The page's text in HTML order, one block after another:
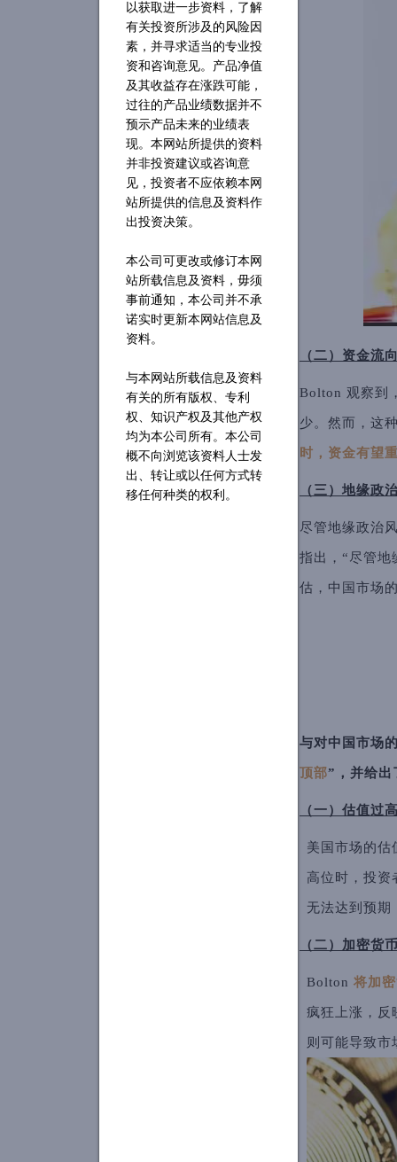
以获取进一步资料，了解
有关投资所涉及的风险因
素，并寻求适当的专业投
资和咨询意见。产品净值
及其收益存在涨跌可能，
过往的产品业绩数据并不
预示产品未来的业绩表
现。本网站所提供的资料
并非投资建议或咨询意
见，投资者不应依赖本网
站所提供的信息及资料作
出投资决策。
本公司可更改或修订本网
站所载信息及资料，毋须
事前通知，本公司并不承
诺实时更新本网站信息及
资料。
与本网站所载信息及资料
有关的所有版权、专利
权、知识产权及其他产权
均为本公司所有。本公司
概不向浏览该资料人士发
出、转让或以任何方式转
移任何种类的权利。
（二）资金流
Bolton 观察到
少。然而，这
时，资金有望
（三）地缘政
尽管地缘政治
指出，“尽管地
估，中国市场
与对中国市场
顶部”，并给出
（一）估值过
美国市场的估
高位时，投资
无法达到预期
（二）加密货
Bolton 将加
疯狂上涨，反
则可能导致市